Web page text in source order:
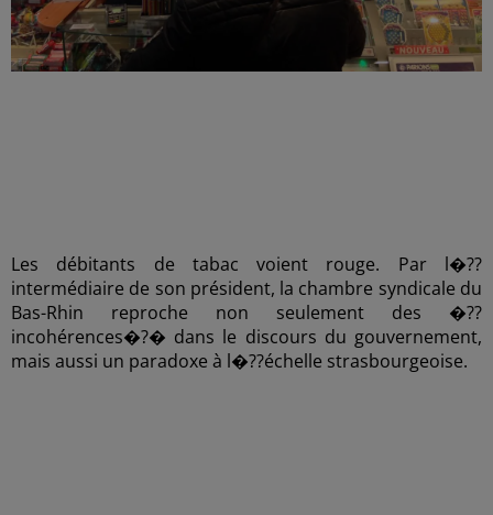
Les débitants de tabac voient rouge. Par l�??
intermédiaire de son président, la chambre syndicale du
Bas-Rhin reproche non seulement des �??
incohérences�?� dans le discours du gouvernement,
mais aussi un paradoxe à l�??échelle strasbourgeoise.